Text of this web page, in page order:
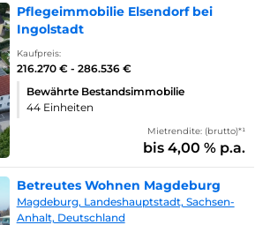
Pflegeimmobilie Elsendorf bei
Ingolstadt
Kaufpreis:
216.270 € - 286.536 €
Bewährte Bestandsimmobilie
44 Einheiten
Mietrendite: (brutto)*¹
bis 4,00 % p.a.
Betreutes Wohnen Magdeburg
Magdeburg, Landeshauptstadt, Sachsen-
Anhalt, Deutschland